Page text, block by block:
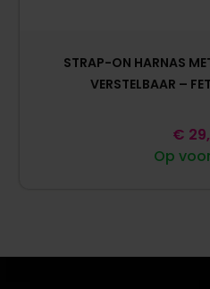
STRAP-ON HARNAS
VERSTELBAAR –
Op
€